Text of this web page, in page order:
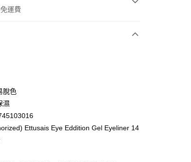
運費
脫色
濕
Ettusais Eye Eddition Gel Eyeliner 14